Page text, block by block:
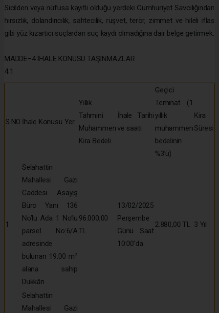
Sicilden veya nüfusa kayıtlı olduğu yerdeki Cumhuriyet Savcılığından
hırsızlık, dolandırıcılık, sahtecilik, rüşvet, terör, zimmet ve hileli iflas
gibi yüz kızartıcı suçlardan suç kaydı olmadığına dair belge getirmek.
MADDE–4 İHALE KONUSU TAŞINMAZLAR
4.1
S.NO İhale Konusu Yer
Yıllık
Tahmini
Muhammen
Kira Bedeli
İhale Tarihi
ve saati
Geçici
Teminat (1
yıllık
muhammen
bedelinin
%3’ü)
Kira
Süresi
1
Selahattin
Mahallesi Gazi
Caddesi Asayiş
Büro Yanı 136
No’lu Ada 1 No’lu
parsel No:6/A
adresinde
bulunan 19.00 m²
alana sahip
Dükkân
96.000,00
TL
13/02/2025
Perşembe
Günü Saat
10:00’da
2.880,00 TL 3 Yıl
Selahattin
Mahallesi Gazi